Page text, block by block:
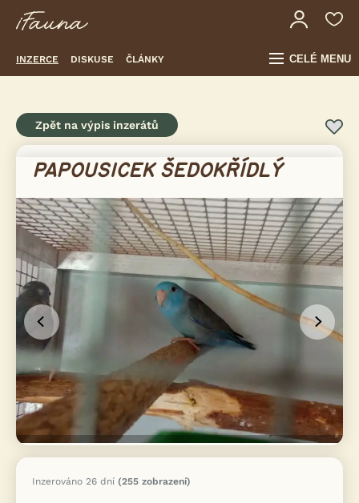
INZERCE DISKUSE ČLÁNKY CELÉ MENU
Zpět na výpis inzerátů
Inzerováno 26 dní (255 zobrazení)
PAPOUSICEK ŠEDOKŘÍDLÝ